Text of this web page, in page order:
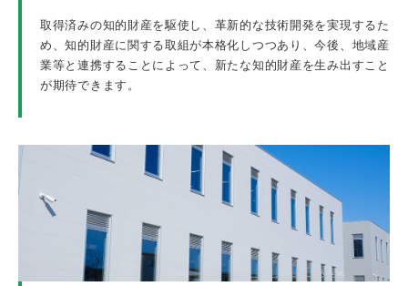
取得済みの知的財産を駆使し、革新的な技術開発を実現するた
め、知的財産に関する取組が本格化しつつあり、今後、地域産
業等と連携することによって、新たな知的財産を生み出すこと
が期待できます。